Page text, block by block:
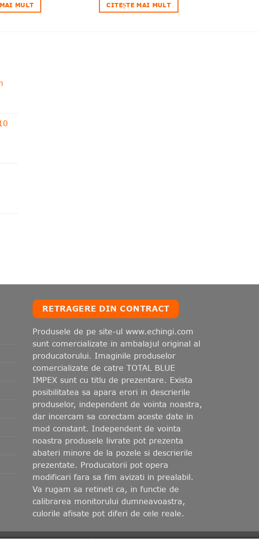
MULT
CITEȘTE MAI MULT
RETRAGERE DIN CONTRACT
Produsele de pe site-ul www.echingi.com
sunt comercializate in ambalajul original al
producatorului. Imaginile produselor
comercializate de catre TOTAL BLUE
IMPEX sunt cu titlu de prezentare. Exista
posibilitatea sa apara erori in descrierile
produselor, independent de vointa noastra,
dar incercam sa corectam aceste date in
mod constant. Independent de vointa
noastra produsele livrate pot prezenta
abateri minore de la pozele si descrierile
prezentate. Producatorii pot opera
modificari fara sa fim avizati in prealabil.
Va rugam sa retineti ca, in functie de
calibrarea monitorului dumneavoastra,
culorile afisate pot diferi de cele reale.